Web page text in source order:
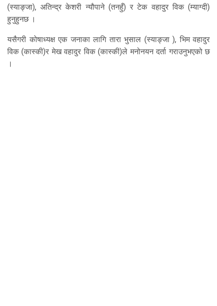
(स्याङ्जा), अतिन्द्र केशरी न्यौपाने (तनहुँ) र टेक वहादुर विक (म्याग्दी)
हुनुहुनछ ।
यसैगरी कोषाध्यक्ष एक जनाका लागि तारा भुसाल (स्याङ्जा ), भिम वहादुर
विक (कास्की)र मेख वहादुर विक (कास्की)ले मनोनयन दर्ता गराउनुभएको छ
।